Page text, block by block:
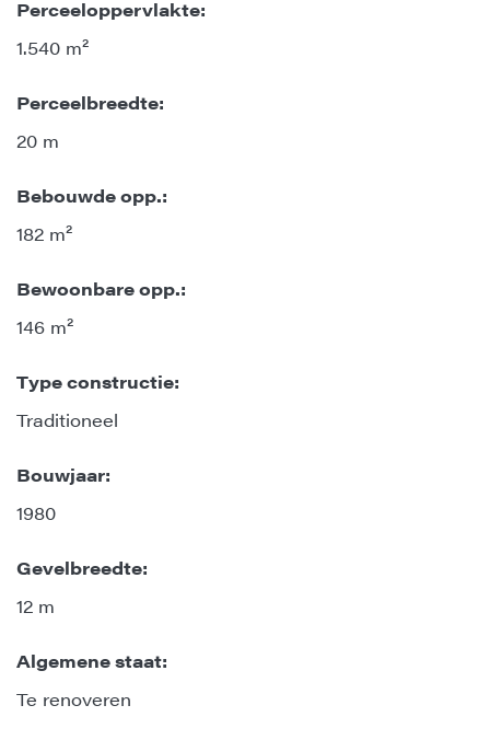
Perceeloppervlakte:
1.540 m²
Perceelbreedte:
20 m
Bebouwde opp.:
182 m²
Bewoonbare opp.:
146 m²
Type constructie:
Traditioneel
Bouwjaar:
1980
Gevelbreedte:
12 m
Algemene staat:
Te renoveren